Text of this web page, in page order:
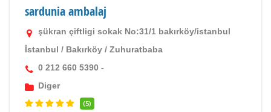
sardunia ambalaj
şükran çiftligi sokak No:31/1 bakırköy/istanbul
İstanbul / Bakırköy / Zuhuratbaba
0 212 660 5390 -
Diger
(5)